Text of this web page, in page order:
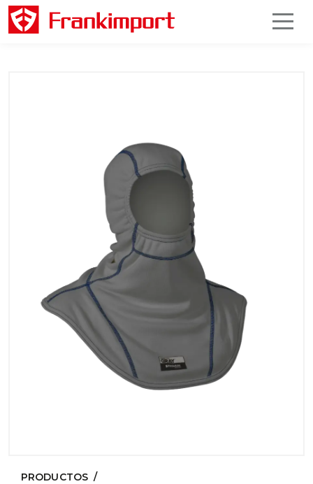
PRODUCTOS /